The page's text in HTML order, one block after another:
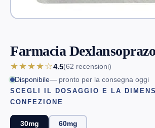
Farmacia
★★★★☆4.5(62 recensioni)
Disponibile— pronto per la consegna oggi
SCEGLI IL DOSAGGIO E LA
CONFEZIONE
30mg 60mg